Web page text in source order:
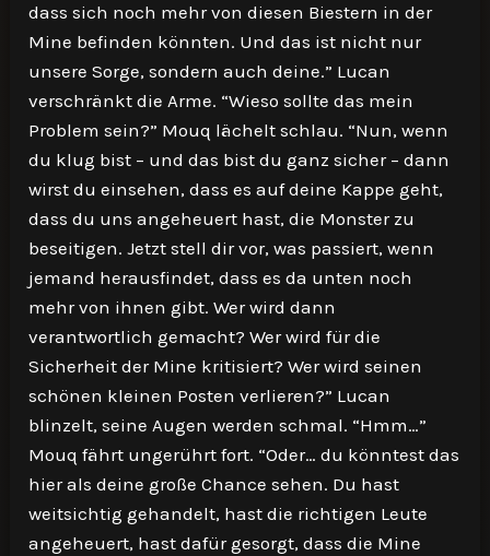
dass sich noch mehr von diesen Biestern in der
Mine befinden könnten. Und das ist nicht nur
unsere Sorge, sondern auch deine.” Lucan
verschränkt die Arme. “Wieso sollte das mein
Problem sein?” Mouq lächelt schlau. “Nun, wenn
du klug bist – und das bist du ganz sicher – dann
wirst du einsehen, dass es auf deine Kappe geht,
dass du uns angeheuert hast, die Monster zu
beseitigen. Jetzt stell dir vor, was passiert, wenn
jemand herausfindet, dass es da unten noch
mehr von ihnen gibt. Wer wird dann
verantwortlich gemacht? Wer wird für die
Sicherheit der Mine kritisiert? Wer wird seinen
schönen kleinen Posten verlieren?” Lucan
blinzelt, seine Augen werden schmal. “Hmm…”
Mouq fährt ungerührt fort. “Oder… du könntest das
hier als deine große Chance sehen. Du hast
weitsichtig gehandelt, hast die richtigen Leute
angeheuert, hast dafür gesorgt, dass die Mine